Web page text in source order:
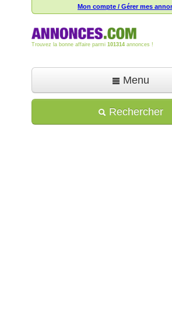
Mon compte / Gérer mes
Trouvez la bonne affaire parmi 101314 annonces !
Menu
Déposer une annonce
Rechercher